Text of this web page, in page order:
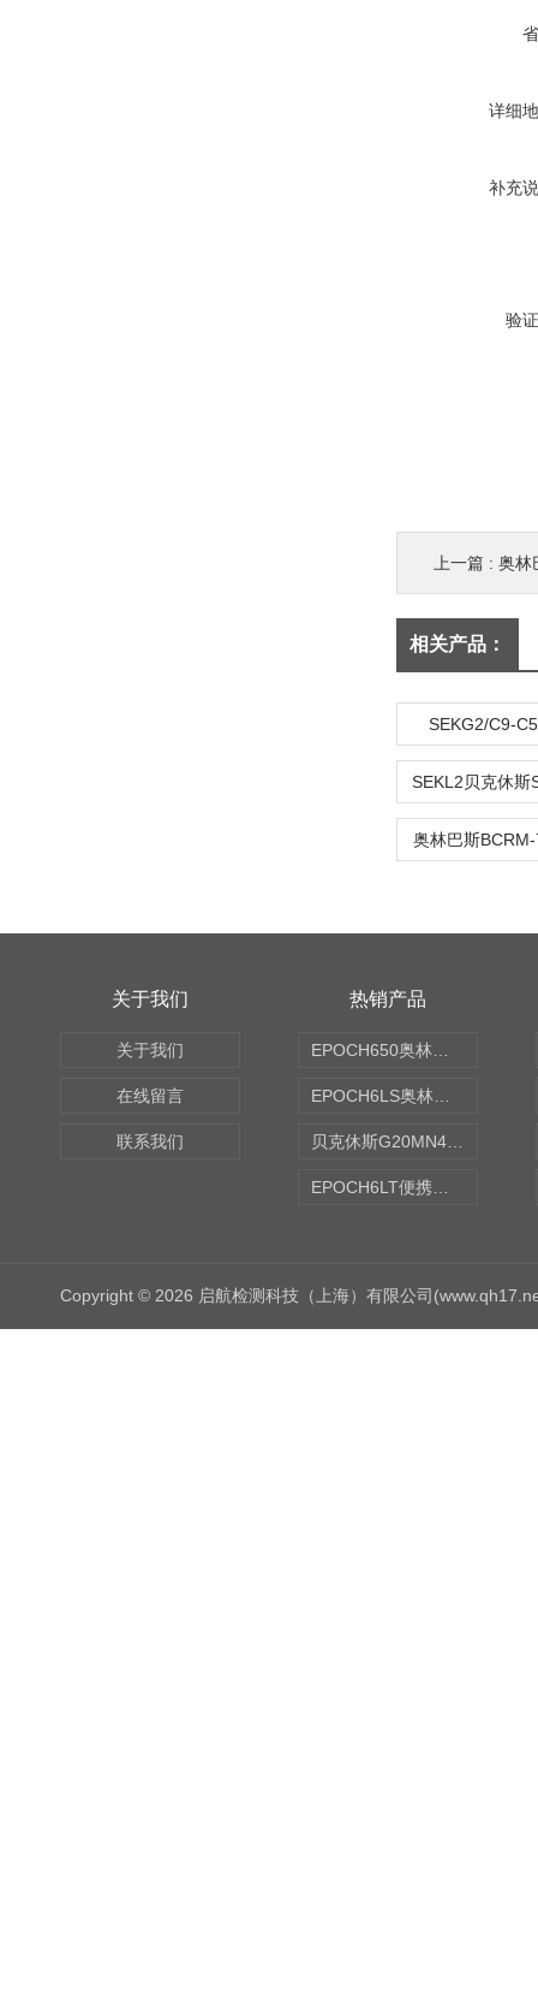
详细
补充
验
上一篇 : 奥林
相关产品：
SEKG2/C9-
奥林巴斯
关于我们
关于我们
在线留言
联系我们
热销产品
Copyright © 2026 启航检测科技（上海）有限公司